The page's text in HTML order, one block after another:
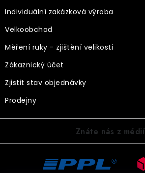
Individuální zakázková výroba
Velkoobchod
Měření ruky - zjištění velikosti
Zákaznický účet
Zjistit stav objednávky
Prodejny
Znáte nás z médií